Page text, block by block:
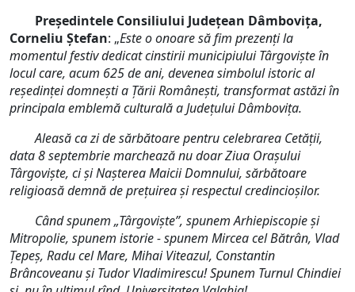
Președintele Consiliului Județean Dâmbovița,
Corneliu Ștefan: „Este o onoare să fim prezenţi la
momentul festiv dedicat cinstirii municipiului Târgovişte în
locul care, acum 625 de ani, devenea simbolul istoric al
reşedinţei domneşti a Ţării Româneşti, transformat astăzi în
principala emblemă culturală a Judeţului Dâmboviţa.
Aleasă ca zi de sărbătoare pentru celebrarea Cetăţii,
data 8 septembrie marchează nu doar Ziua Oraşului
Târgovişte, ci şi Naşterea Maicii Domnului, sărbătoare
religioasă demnă de preţuirea și respectul credincioşilor.
Când spunem „Târgoviște”, spunem Arhiepiscopie și
Mitropolie, spunem istorie - spunem Mircea cel Bătrân, Vlad
Ţepeş, Radu cel Mare, Mihai Viteazul, Constantin
Brâncoveanu și Tudor Vladimirescu! Spunem Turnul Chindiei